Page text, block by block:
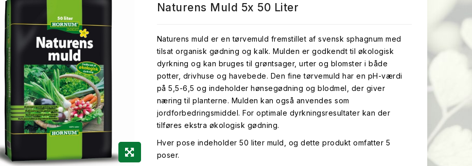
Naturens Muld 5x 50 Liter
Naturens muld er en tørvemuld fremstillet af svensk sphagnum med
tilsat organisk gødning og kalk. Mulden er godkendt til økologisk
dyrkning og kan bruges til grøntsager, urter og blomster i både
potter, drivhuse og havebede. Den fine tørvemuld har en pH-værdi
på 5,5-6,5 og indeholder hønsegødning og blodmel, der giver
næring til planterne. Mulden kan også anvendes som
jordforbedringsmiddel. For optimale dyrkningsresultater kan der
tilføres ekstra økologisk gødning.
Hver pose indeholder 50 liter muld, og dette produkt omfatter 5
poser.